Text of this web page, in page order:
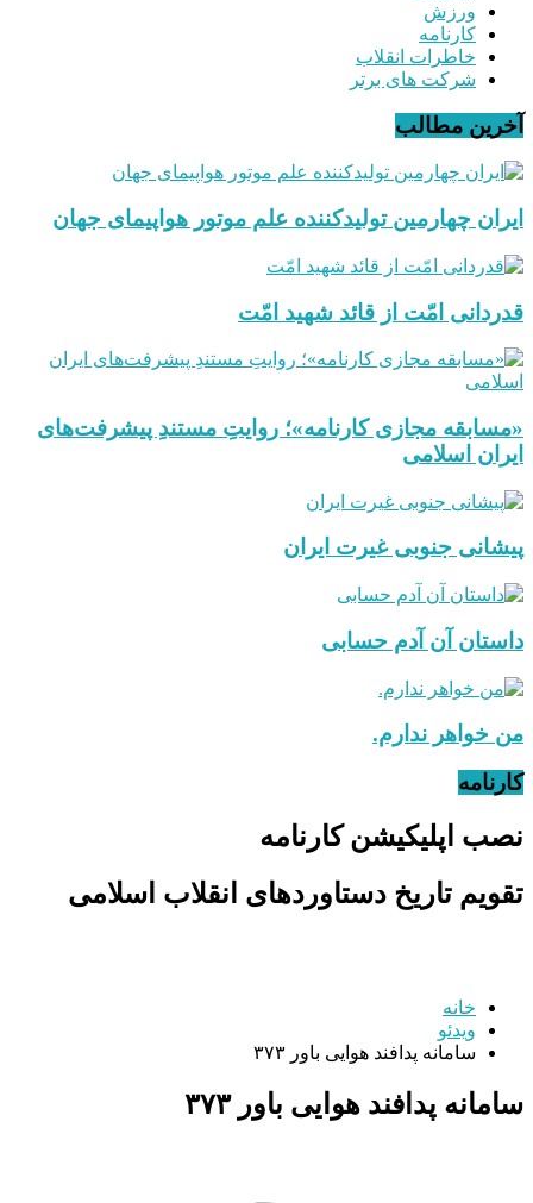
ورزش
کارنامه
خاطرات انقلاب
شرکت های برتر
آخرین مطالب
ایران چهارمین تولیدکننده علم موتور هواپیمای جهان
قدردانی امّت از قائد شهید امّت
«مسابقه مجازی کارنامه»؛ روایتِ مستندِ پیشرفت‌های
ایران اسلامی
پیشانی جنوبی غیرت ایران
داستان آن آدم حسابی
من خواهر ندارم.
کارنامه
نصب اپلیکیشن کارنامه
تقویم تاریخ دستاوردهای انقلاب اسلامی
خانه
ویدئو
سامانه پدافند هوایی باور ۳۷۳
سامانه پدافند هوایی باور ۳۷۳